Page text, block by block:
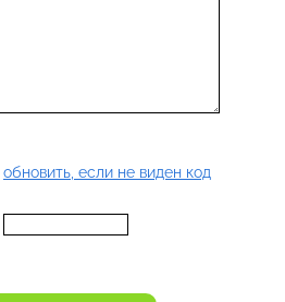
обновить, если не виден код